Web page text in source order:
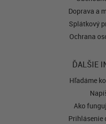
Doprava a
Splátkový
Ochrana
ĎALŠIE
Hľadáme
Ako
Prihlásenie